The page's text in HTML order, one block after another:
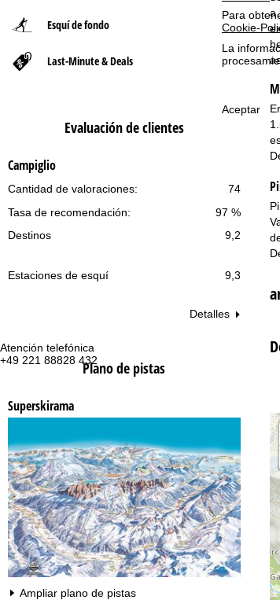
Para
Cookie-
La
Aceptar
Atención telefónica
+49 221 88828 432
Esquí de fondo
Last-Minute & Deals
Evaluación de clientes
Campiglio
74
Cantidad de valoraciones:
97 %
Tasa de recomendación:
Destinos
9,2
Estaciones de esquí 9,3
Detalles
Plano de pistas
Superskirama
Ampliar plano de pistas
a